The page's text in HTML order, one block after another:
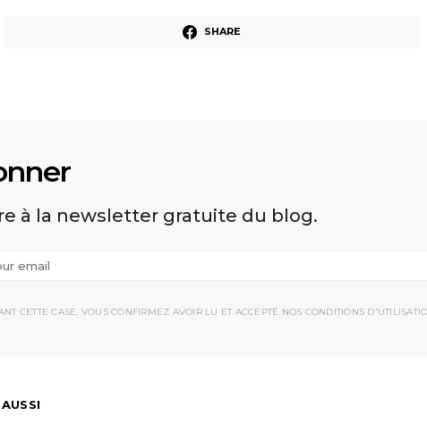
SHARE
à la newsletter gratuite du blog.
CETTE CASE, VOUS CONFIRMEZ AVOIR LU ET ACCEPTÉ NOS CONDITIONS